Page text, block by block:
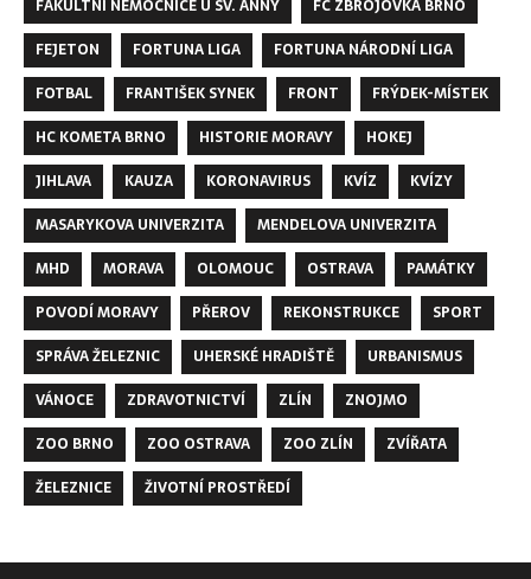
FAKULTNÍ NEMOCNICE U SV. ANNY
FC ZBROJOVKA BRNO
FEJETON
FORTUNA LIGA
FORTUNA NÁRODNÍ LIGA
FOTBAL
FRANTIŠEK SYNEK FRONT
FRÝDEK-MÍSTEK
HC KOMETA BRNO
HISTORIE MORAVY
HOKEJ
JIHLAVA
KAUZA KORONAVIRUS KVÍZ
KVÍZY
MASARYKOVA UNIVERZITA
MENDELOVA UNIVERZITA
MHD
MORAVA OLOMOUC OSTRAVA
PAMÁTKY
POVODÍ MORAVY
PŘEROV REKONSTRUKCE
SPORT
SPRÁVA ŽELEZNIC
UHERSKÉ HRADIŠTĚ
URBANISMUS
VÁNOCE
ZDRAVOTNICTVÍ ZLÍN
ZNOJMO
ZOO BRNO
ZOO OSTRAVA ZOO ZLÍN
ZVÍŘATA
ŽELEZNICE
ŽIVOTNÍ PROSTŘEDÍ